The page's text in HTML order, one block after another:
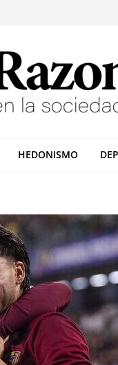
HEDONISMO